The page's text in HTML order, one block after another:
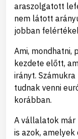
araszolgatott
nem látott
jobban
Ami, mondhatni,
kezdete előtt,
irányt.
tudnak venni
korábban.
A vállalatok már
is azok,